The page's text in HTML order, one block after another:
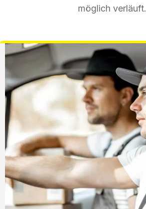
möglich verläuft.